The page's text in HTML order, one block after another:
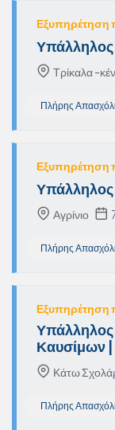
Εξυπηρέτηση
Υπάλληλος
Τρίκαλα -
Πλήρης
Εξυπηρέτηση
Αγρίνιο
Πλήρης
Εξυπηρέτηση
Καυσίμων |
Κάτω
Πλήρης